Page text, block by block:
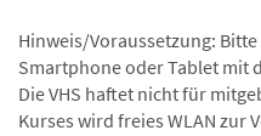
Hinweis/Voraussetzung:
Smartphone oder Tablet mit
Die VHS haftet nicht für
Kurses wird freies WLAN zur